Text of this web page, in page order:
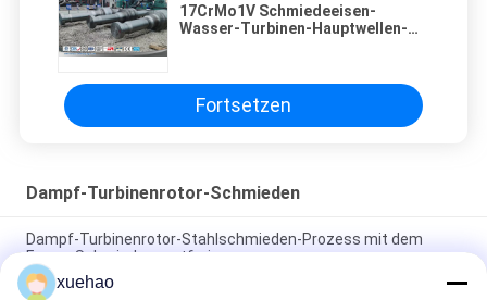
17CrMo1V Schmiedeeisen-
Wasser-Turbinen-Hauptwellen-
Fortsetzen
Dampf-Turbinenrotor-Schmieden
Dampf-Turbinenrotor-Stahlschmieden-Prozess mit dem
Fugen, Schmieden rostfrei
xuehao